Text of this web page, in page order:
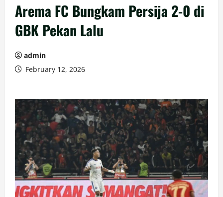
Arema FC Bungkam Persija 2-0 di
GBK Pekan Lalu
admin
February 12, 2026